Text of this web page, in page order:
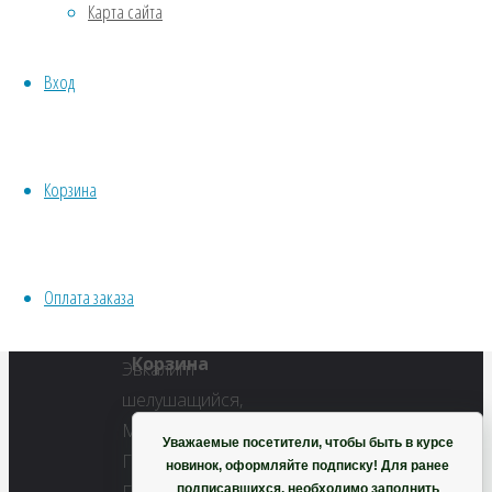
Карта сайта
Вход
Корзина
Оплата заказа
Водные
Весь перечень семян магазина
Кашпо, горшки
Корзина
Уважаемые посетители, чтобы быть в курсе
новинок, оформляйте подписку! Для ранее